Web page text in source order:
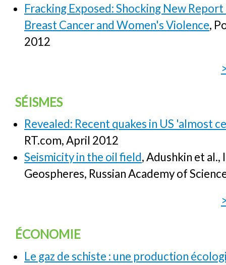
Fracking Exposed: Shocking New
Breast Cancer and Women's Violence,
2012
SÉISMES
Revealed: Recent quakes in US 'almost
RT.com, April 2012
Seismicity in the oil field, Adushkin et
Geospheres, Russian Academy of
ÉCONOMIE
Le gaz de schiste : une production